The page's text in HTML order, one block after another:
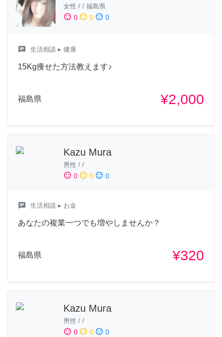
女性 / / 福島県
sentiment_satisfied 0 sentiment_neutral 0 sentiment_dissatisfied 0
chat 生活相談 ▸ 健康
15Kg痩せた方法教えます♪
福島県 ¥2,000
Kazu Mura
男性 / /
sentiment_satisfied 0 sentiment_neutral 0 sentiment_dissatisfied 0
chat 生活相談 ▸ お金
あなたの複業一つでも増やしませんか？
福島県 ¥320
Kazu Mura
男性 / /
sentiment_satisfied 0 sentiment_neutral 0 sentiment_dissatisfied 0